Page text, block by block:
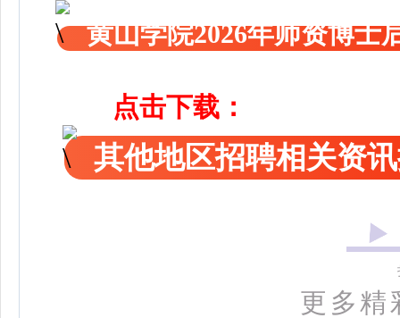
黄山学院2026年师资博士
点击下载：
其他地区招聘相关资
更多精